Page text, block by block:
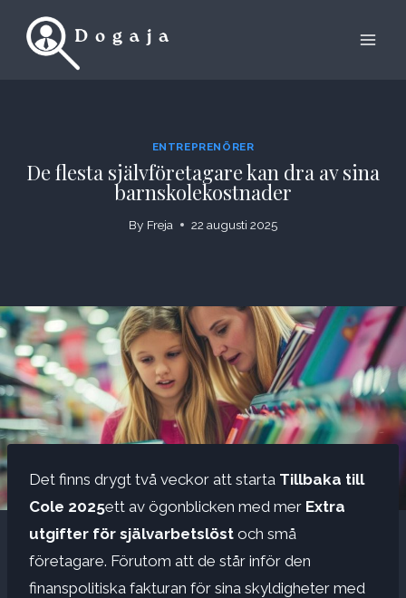
ENTREPRENÖRER
De flesta självföretagare kan dra av sina
barnskolekostnader
By Freja 22 augusti 2025
Det finns drygt två veckor att starta Tillbaka till
Cole 2025ett av ögonblicken med mer Extra
utgifter för självarbetslöst och små
företagare. Förutom att de står inför den
finanspolitiska fakturan för sina skyldigheter med